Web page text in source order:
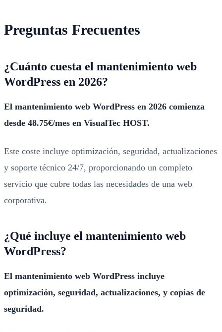
Preguntas Frecuentes
¿Cuánto cuesta el mantenimiento web
WordPress en 2026?
El mantenimiento web WordPress en 2026 comienza
desde 48.75€/mes en VisualTec HOST.
Este coste incluye optimización, seguridad, actualizaciones
y soporte técnico 24/7, proporcionando un completo
servicio que cubre todas las necesidades de una web
corporativa.
¿Qué incluye el mantenimiento web
WordPress?
El mantenimiento web WordPress incluye
optimización, seguridad, actualizaciones, y copias de
seguridad.